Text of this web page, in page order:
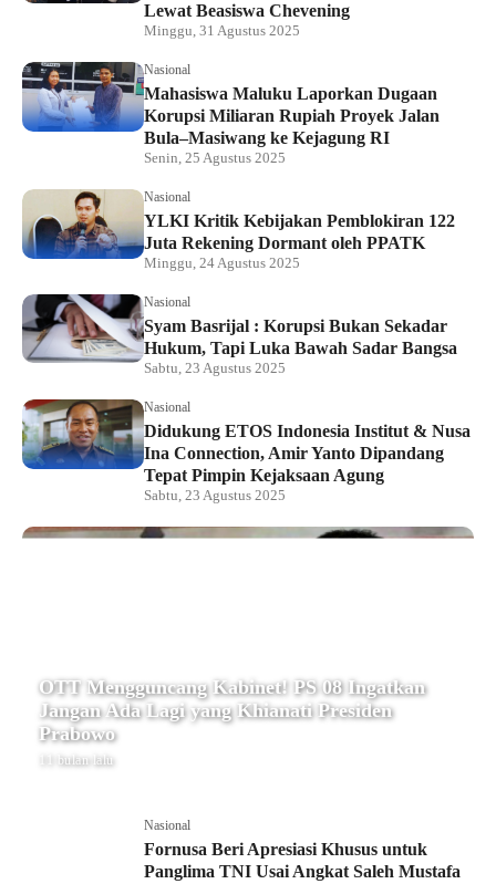
Lewat Beasiswa Chevening
Minggu, 31 Agustus 2025
Nasional
Mahasiswa Maluku Laporkan Dugaan
Korupsi Miliaran Rupiah Proyek Jalan
Bula–Masiwang ke Kejagung RI
Senin, 25 Agustus 2025
Nasional
YLKI Kritik Kebijakan Pemblokiran 122
Juta Rekening Dormant oleh PPATK
Minggu, 24 Agustus 2025
Nasional
Syam Basrijal : Korupsi Bukan Sekadar
Hukum, Tapi Luka Bawah Sadar Bangsa
Sabtu, 23 Agustus 2025
Nasional
Didukung ETOS Indonesia Institut & Nusa
Ina Connection, Amir Yanto Dipandang
Tepat Pimpin Kejaksaan Agung
Sabtu, 23 Agustus 2025
OTT Mengguncang Kabinet! PS 08 Ingatkan
Jangan Ada Lagi yang Khianati Presiden
Prabowo
11 bulan lalu
Nasional
Fornusa Beri Apresiasi Khusus untuk
Panglima TNI Usai Angkat Saleh Mustafa